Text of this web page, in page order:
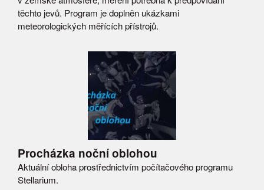
těchto jevů. Program je doplněn ukázkami
meteorologických měřících přístrojů.
Procházka noční oblohou
Aktuální obloha prostřednictvím počítačového programu
Stellarium.